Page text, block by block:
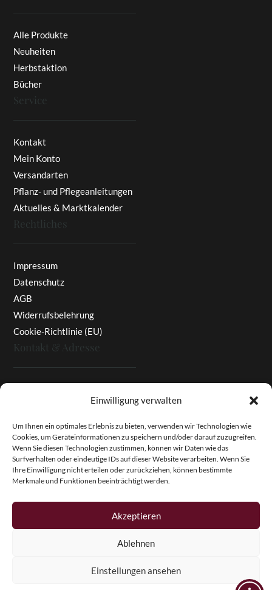
Einwilligung verwalten
Um Ihnen ein optimales Erlebnis zu bieten, verwenden wir Technologien wie
Cookies, um Geräteinformationen zu speichern und/oder darauf zuzugreifen.
Wenn Sie diesen Technologien zustimmen, können wir Daten wie das
Surfverhalten oder eindeutige IDs auf dieser Website verarbeiten. Wenn Sie
Ihre Einwilligung nicht erteilen oder zurückziehen, können bestimmte
Merkmale und Funktionen beeinträchtigt werden.
Akzeptieren
Ablehnen
Einstellungen ansehen
Alle Produkte
Neuheiten
Herbstaktion
Bücher
Service
Kontakt
Mein Konto
Versandarten
Pflanz- und Pflegeanleitungen
Aktuelles & Marktkalender
Rechtliches
Impressum
Datenschutz
AGB
Widerrufsbelehrung
Cookie-Richtlinie (EU)
Kontakt & Adresse
Heinz Enzinger-Panitz
Aussergernwallen 3
94166 Stubenberg
Deutschland
Tel.:+49 (0)8574 - 91 97 79
info@pfingstrosen.eu
Copyright © 2026 Magic Garden Paeonies. Rottaler